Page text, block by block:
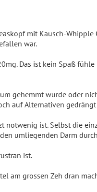
mit Kausch-Whipple
war.
Das ist kein Spaß
gehemmt wurde oder
auf Alternativen
notwenig ist. Selbst die
umliegenden Darm
ist.
am grossen Zeh dran